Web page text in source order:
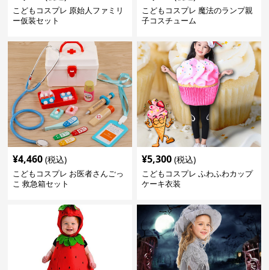
こどもコスプレ 原始人ファミリ
ー仮装セット
こどもコスプレ 魔法のランプ親
子コスチューム
¥4,460 (税込)
こどもコスプレ お医者さんごっ
こ 救急箱セット
¥5,300 (税込)
こどもコスプレ ふわふわカップ
ケーキ衣装